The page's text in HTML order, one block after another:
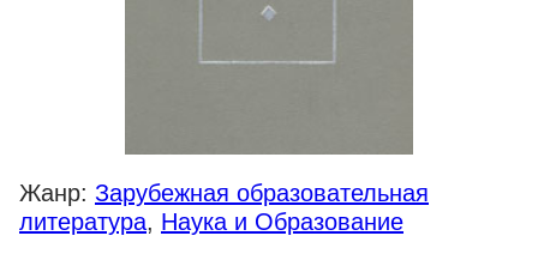
Жанр: Зарубежная образовательная
литература, Наука и Образование